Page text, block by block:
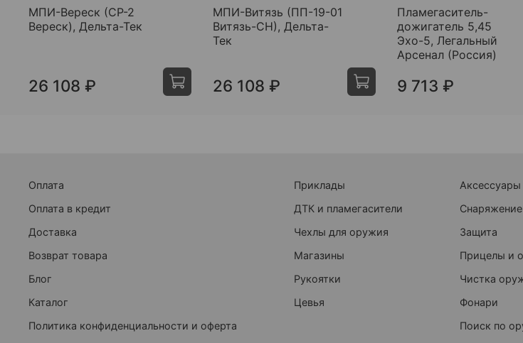
МПИ-Вереск (СР-2
Вереск), Дельта-Тек
26 108 ₽
МПИ-Витязь (ПП-19-01
Витязь-СН), Дельта-
Тек
26 108 ₽
Пламегаситель-
дожигатель 5,45
Эхо-5, Легальный
Арсенал (Россия)
9 713 ₽
Оплата
Оплата в кредит
Доставка
Возврат товара
Блог
Каталог
Политика конфиденциальности и оферта
Приклады
ДТК и пламегасители
Чехлы для оружия
Магазины
Рукоятки
Цевья
Аксессуары
Снаряжение
Защита
Прицелы и
Чистка
Фонари
Поиск по